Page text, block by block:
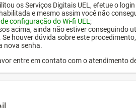
os Serviços Digitais UEL, efetue o
e mesmo assim você não
configuração do Wi-fi UEL ;
acima, ainda não estiver conseguindo
houver dúvida sobre este
nova senha.
entre em contato com o atendimento